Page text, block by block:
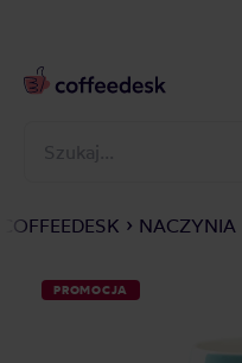
COFFEEDESK NACZYNIA
PROMOCJA